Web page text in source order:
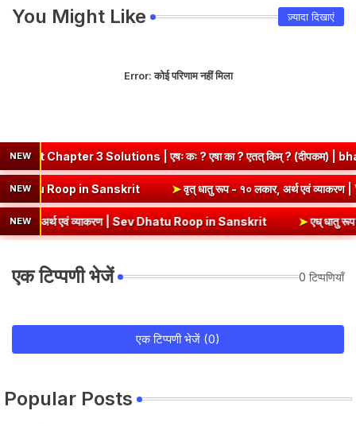
You Might Like ज़्यादा दिखाएं
Error:कोई परिणाम नहीं मिला
NEW3 Solutions | एषः कः ? एषा का ? एतत् किम् ? (दीपकम) |
NEW
व्याकरण | Kri Dhatu Roop in Sanskrit ➤वृत् धातु रूप - १० लकार,
NEW
एवं व्याकरण | Sev Dhatu Roop in Sanskrit ➤एध् धातु रूप - १०
एक टिप्पणी भेजें 0 टिप्पणियाँ
एक टिप्पणी भेजें (0)
Popular Posts